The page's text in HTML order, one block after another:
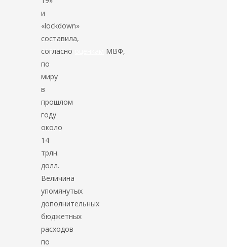
и
«lockdown»
составила,
согласно
МВФ,
по
миру
в
прошлом
году
около
14
трлн.
долл.
Величина
упомянутых
дополнительных
бюджетных
расходов
по